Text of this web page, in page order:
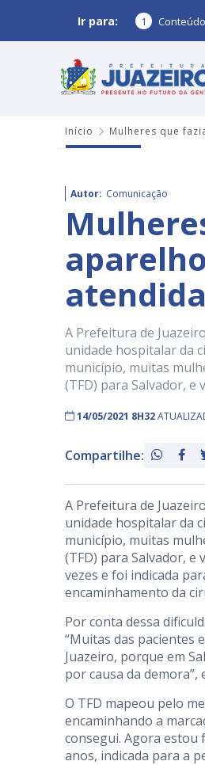
Ir para: 1 Conteúdo
Início Mulheres que
Autor: Comunicação
A Prefeitura de
unidade hospitalar da
município, muitas
(TFD) para Salvador,
14/05/2021 8H32
Compartilhe:
A Prefeitura de
unidade hospitalar da
município, muitas
(TFD) para Salvador, e
vezes e foi indicada
encaminhamento da
Por conta dessa
“Muitas das pacientes
Juazeiro, porque em
por causa da demora”,
O TFD mapeou pelo
encaminhando a
consegui. Agora estou
anos, indicada para a